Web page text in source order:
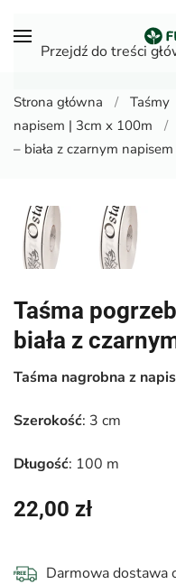
Przejdź do treści
Strona główna Taśmy
napisem | 3cm x 100m
– biała z czarnym napisem
Taśma
biała z
Taśma nagrobna z
Szerokość: 3 cm
Długość: 100 m
22,00 zł
Darmowa dostawa